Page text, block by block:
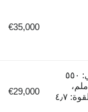
€35,000
سنة: 2008، مشوار المحور السيني: ٥٥٠
ملم، مشوار المحور الصادي: ٤٠٠ ملم،
مشوار المحور العيني: ٣٥٠ ملم، القوة: ٤٫٧
€29,000